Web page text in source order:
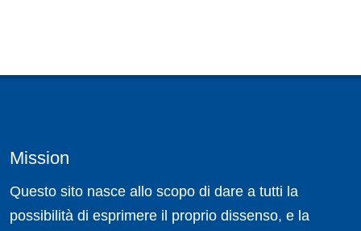
Mission
Questo sito nasce allo scopo di dare a tutti la
possibilità di esprimere il proprio dissenso, e la